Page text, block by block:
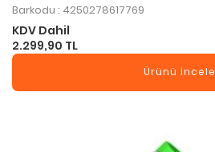
Barkodu : 4250278617769
KDV Dahil
2.299,90 TL
Ürünü İncele